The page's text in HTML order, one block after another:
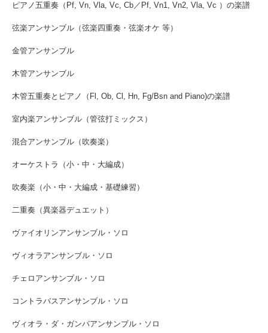
ピアノ五重奏（Pf, Vn, Vla, Vc, Cb／Pf, Vn1, Vn2, Vla, Vc ）の楽譜
弦楽アンサンブル（弦楽四重奏・弦楽オケ 等）
金管アンサンブル
木管アンサンブル
木管五重奏とピアノ（Fl, Ob, Cl, Hn, Fg/Bsn and Piano)の楽譜
室内楽アンサンブル（管弦打ミックス）
混合アンサンブル（吹奏楽）
オーケストラ（小・中・大編成）
吹奏楽（小・中・大編成・基礎練習）
二重奏（異楽器デュエット）
ヴァイオリンアンサンブル・ソロ
ヴィオラアンサンブル・ソロ
チェロアンサンブル・ソロ
コントラバスアンサンブル・ソロ
ヴィオラ・ダ・ガンバアンサンブル・ソロ